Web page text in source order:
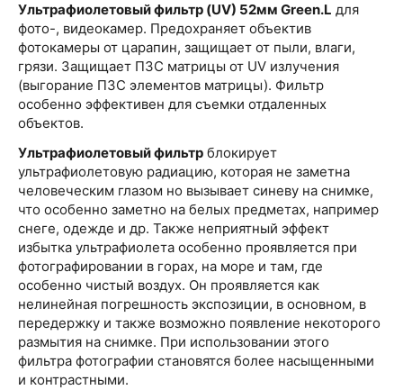
Ультрафиолетовый фильтр (UV) 52мм Green.L для
фото-, видеокамер. Предохраняет объектив
фотокамеры от царапин, защищает от пыли, влаги,
грязи. Защищает ПЗС матрицы от UV излучения
(выгорание ПЗС элементов матрицы). Фильтр
особенно эффективен для съемки отдаленных
объектов.
Ультрафиолетовый фильтр блокирует
ультрафиолетовую радиацию, которая не заметна
человеческим глазом но вызывает синеву на снимке,
что особенно заметно на белых предметах, например
снеге, одежде и др. Также неприятный эффект
избытка ультрафиолета особенно проявляется при
фотографировании в горах, на море и там, где
особенно чистый воздух. Он проявляется как
нелинейная погрешность экспозиции, в основном, в
передержку и также возможно появление некоторого
размытия на снимке. При использовании этого
фильтра фотографии становятся более насыщенными
и контрастными.